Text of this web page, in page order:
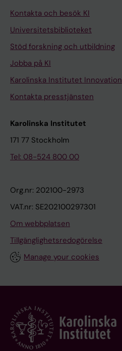
Kontakta och besök KI
Universitetsbiblioteket
Stöd forskning och utbildning
Jobba på KI
Karolinska Institutet Innovation
Kontakta presstjänsten
Karolinska Institutet
171 77 Stockholm
Tel: 08-524 800 00
Org.nr: 202100-2973
VAT.nr: SE202100297301
Om webbplatsen
Tillgänglighetsredogörelse
Manage your cookies